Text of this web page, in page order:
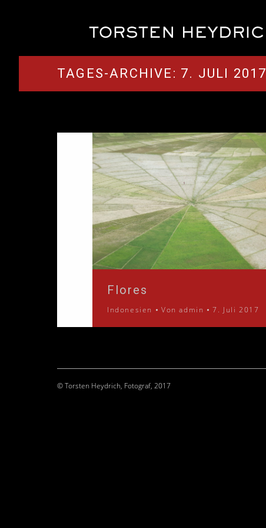
TAGES-ARCHIVE: 7. JULI 2017
Flores
Indonesien Vonadmin 7. Juli 2017
© Torsten Heydrich, Fotograf, 2017